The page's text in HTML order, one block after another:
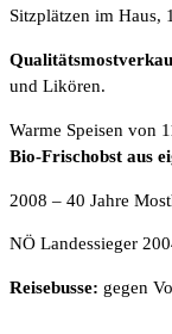
Sitzplätzen im Haus,
und Likören.
Warme Speisen von
Bio-Frischobst aus
2008 – 40 Jahre
NÖ Landessieger
Reisebusse: gegen